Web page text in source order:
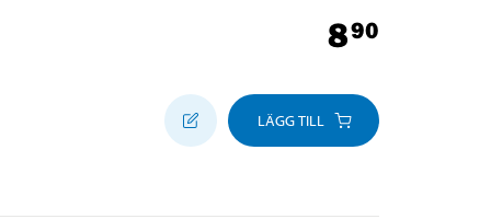
890
LÄGG TILL